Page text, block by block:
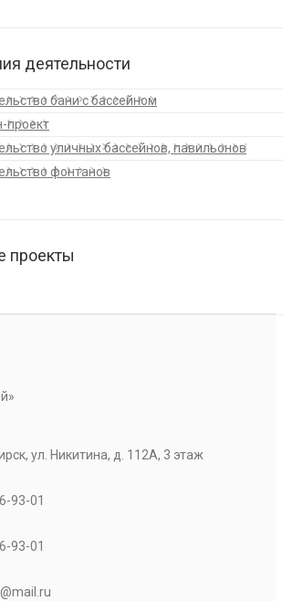
деятельности
бани с бассейном
проект
уличных бассейнов, павильонов
фонтанов
проекты
ул. Никитина, д. 112А, 3 этаж
93-01
93-01